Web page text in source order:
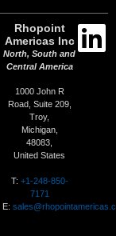
Rhopoint
Americas Inc
North, South and
Central America
1000 John R
Road, Suite 209,
Troy,
Michigan,
48083,
United States
T: +1-248-850-
7171
E: